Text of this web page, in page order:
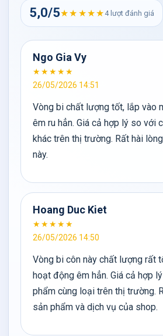
5,0/5★★★★★ 4 lượt đánh giá
Ngo Gia Vy
★★★★★
26/05/2026 14:51
Vòng bi chất lượng tốt, lắp vào
êm ru hẳn. Giá cả hợp lý so với
khác trên thị trường. Rất hài
này.
Hoang Duc Kiet
★★★★★
26/05/2026 14:50
Vòng bi côn này chất lượng rất
hoạt động êm hẳn. Giá cả hợp
phẩm cùng loại trên thị trường.
sản phẩm và dịch vụ của shop.